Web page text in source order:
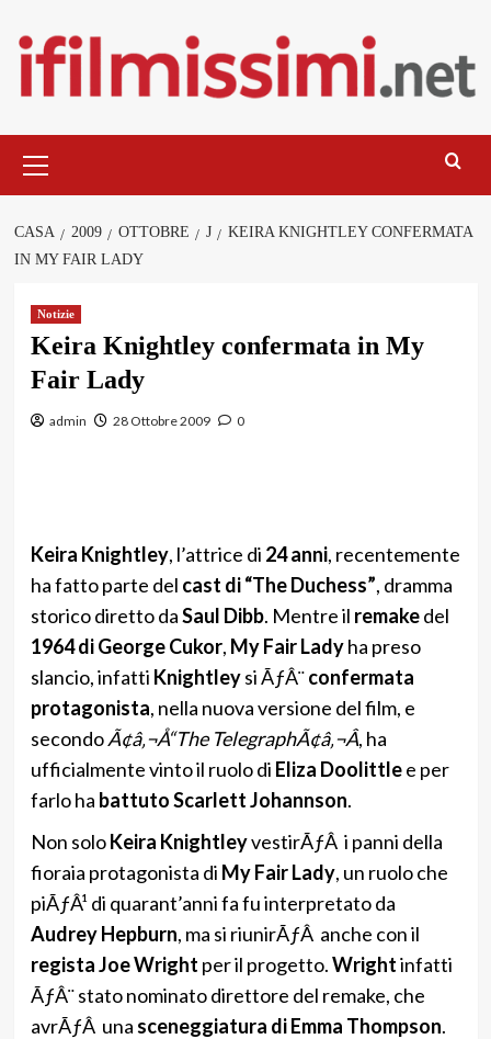
contenuto
principale
CASA 2009 OTTOBRE J
KEIRA KNIGHTLEY CONFERMATA
IN MY FAIR LADY
Notizie
Keira Knightley confermata in My
Fair Lady
admin 28 Ottobre 2009 0
Keira Knightley, l’attrice di 24 anni, recentemente
ha fatto parte del cast di “The Duchess”, dramma
storico diretto daSaul Dibb. Mentre il remakedel
1964 di George Cukor, My Fair Ladyha preso
slancio, infatti Knightleysi ÃƒÂ¨confermata
protagonista, nella nuova versione del film, e
secondoÃ¢â‚¬Å“The TelegraphÃ¢â‚¬Â, ha
ufficialmente vinto il ruolo di Eliza Doolittlee per
farlo ha battuto Scarlett Johannson.
Non soloKeira KnightleyvestirÃƒÂ i panni della
fioraia protagonista di My Fair Lady, un ruolo che
piÃƒÂ¹ di quarant’anni fa fu interpretato da
Audrey Hepburn, ma si riunirÃƒÂ anche con il
regista Joe Wright per il progetto.Wrightinfatti
ÃƒÂ¨ stato nominato direttore del remake, che
avrÃƒÂ una sceneggiatura di Emma Thompson.